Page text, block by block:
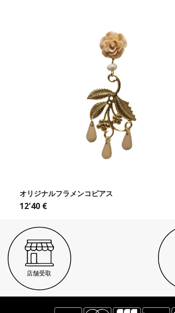
オリジナルフラメンコピアス
12'40 €
店舗受取